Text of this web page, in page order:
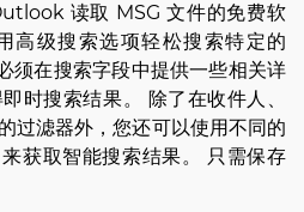
读取 MSG 文件的免费软
高级搜索选项轻松搜索特定的
须在搜索字段中提供一些相关详
时搜索结果。 除了在收件人、
过滤器外，您还可以使用不同的
获取智能搜索结果。 只需保存